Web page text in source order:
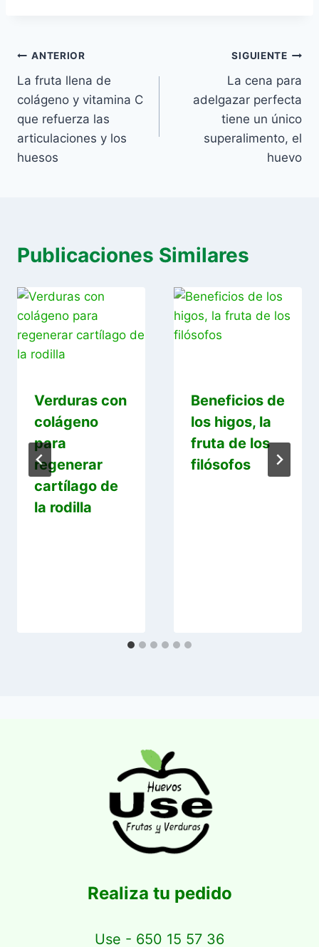
ANTERIOR
La fruta llena de
colágeno y vitamina C
que refuerza las
articulaciones y los
huesos
SIGUIENTE
La cena para
adelgazar perfecta
tiene un único
superalimento, el
huevo
Publicaciones Similares
Verduras con
colágeno
para
regenerar
cartílago de
la rodilla
Beneficios de
los higos, la
fruta de los
filósofos
Realiza tu pedido
Use - 650 15 57 36